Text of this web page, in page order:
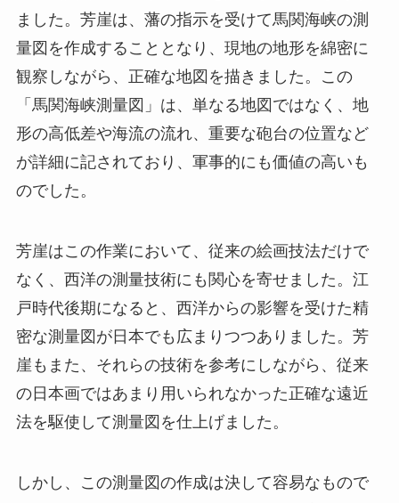
ました。芳崖は、藩の指示を受けて馬関海峡の測
量図を作成することとなり、現地の地形を綿密に
観察しながら、正確な地図を描きました。この
「馬関海峡測量図」は、単なる地図ではなく、地
形の高低差や海流の流れ、重要な砲台の位置など
が詳細に記されており、軍事的にも価値の高いも
のでした。
芳崖はこの作業において、従来の絵画技法だけで
なく、西洋の測量技術にも関心を寄せました。江
戸時代後期になると、西洋からの影響を受けた精
密な測量図が日本でも広まりつつありました。芳
崖もまた、それらの技術を参考にしながら、従来
の日本画ではあまり用いられなかった正確な遠近
法を駆使して測量図を仕上げました。
しかし、この測量図の作成は決して容易なもので